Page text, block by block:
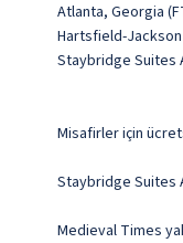
Atlanta, Georgia
Hartsfield-Jackson
Staybridge Suites
Misafirler için
Staybridge Suites
Medieval Times